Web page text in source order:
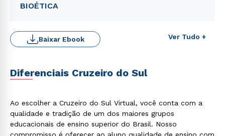
BIOÉTICA
Ver Tudo +
Baixar Ebook
Diferenciais Cruzeiro do Sul
Ao escolher a Cruzeiro do Sul Virtual, você conta com a
qualidade e tradição de um dos maiores grupos
educacionais de ensino superior do Brasil. Nosso